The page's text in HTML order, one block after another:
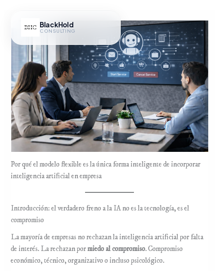
contenido
BlackHold
CONSULTING
Hub IA
Por qué el modelo flexible es la única forma inteligente de incorporar
inteligencia artificial en empresa
Introducción: el verdadero freno a la IA no es la tecnología, es el
compromiso
La mayoría de empresas no rechazan la inteligencia artificial por falta
de interés. La rechazan pormiedo al compromiso. Compromiso
económico, técnico, organizativo o incluso psicológico.